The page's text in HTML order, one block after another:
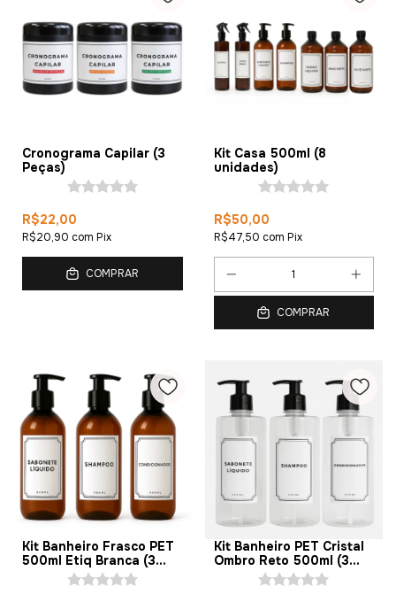
Cronograma Capilar (3
Peças)
R$22,00
R$20,90 com Pix
COMPRAR
Kit Casa 500ml (8
unidades)
R$50,00
R$47,50 com Pix
COMPRAR
Kit Banheiro Frasco PET
500ml Etiq Branca (3
Kit Banheiro PET Cristal
Ombro Reto 500ml (3